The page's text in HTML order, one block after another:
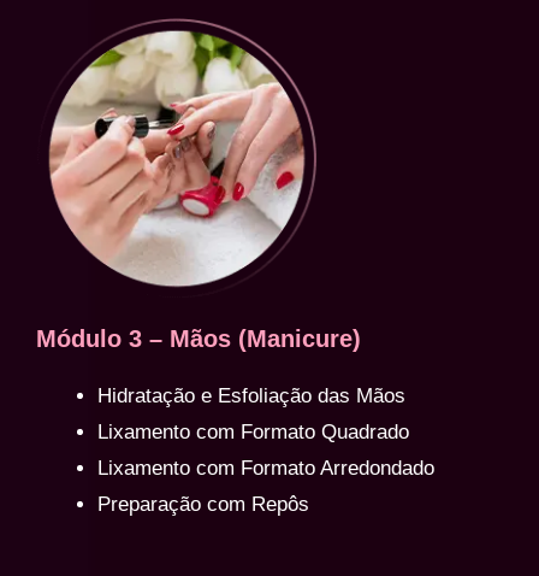
Módulo 3 – Mãos (Manicure)
Hidratação e Esfoliação das Mãos
Lixamento com Formato Quadrado
Lixamento com Formato Arredondado
Preparação com Repôs